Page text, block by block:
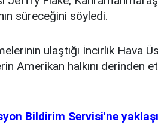
süreceğini söyledi.
ulaştığı İncirlik Hava
Amerikan halkını derinden
Bildirim Servisi'ne